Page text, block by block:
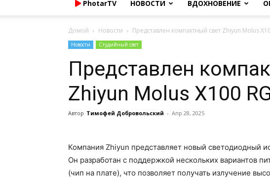
PhotarTV НОВОСТИ ВДОХНОВЕНИЕ
Домой Новости Представлен компактный свет Zhiyun Molus
Новости Студийный свет
Представлен
Zhiyun Molus X100
Автор Тимофей Добровольский - Апр 28, 2025
Компания Zhiyun представляет новый светодиодный
Он разработан с поддержкой нескольких вариантов
(чип на плате), что позволяет получать излучение